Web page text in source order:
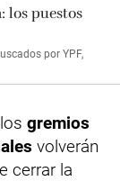
por YPF,
gremios
volverán
cerrar la